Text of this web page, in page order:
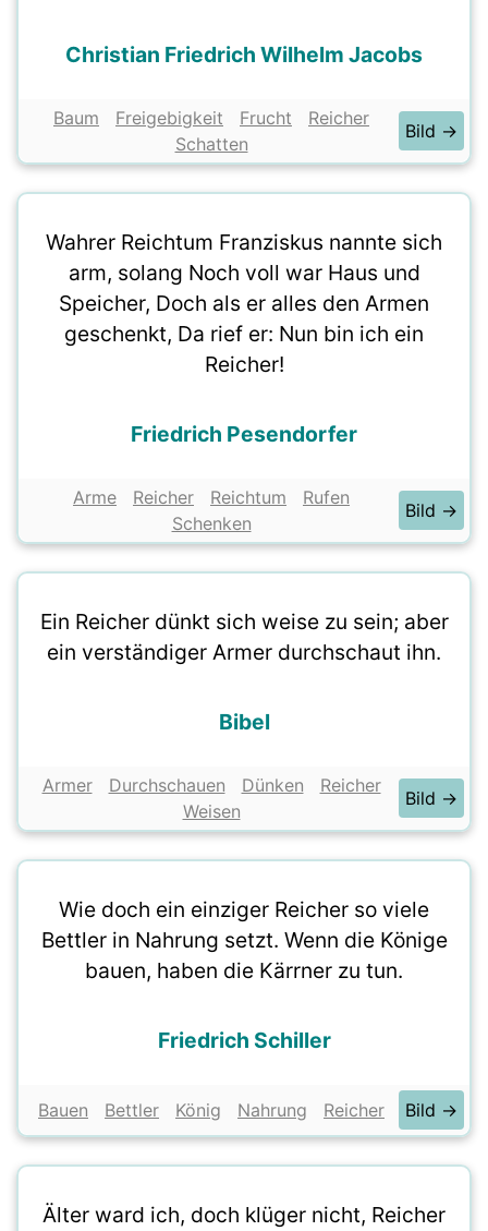
Christian Friedrich Wilhelm Jacobs
Baum Freigebigkeit Frucht
Reicher
Schatten
Bild →
Wahrer Reichtum Franziskus nannte sich
arm, solang Noch voll war Haus und
Speicher, Doch als er alles den Armen
geschenkt, Da rief er: Nun bin ich ein
Reicher!
Friedrich Pesendorfer
Arme Reicher Reichtum
Rufen
Schenken
Bild →
Ein Reicher dünkt sich weise zu sein; aber
ein verständiger Armer durchschaut ihn.
Bibel
Armer Durchschauen Dünken
Reicher
Weisen
Bild →
Wie doch ein einziger Reicher so viele
Bettler in Nahrung setzt. Wenn die Könige
bauen, haben die Kärrner zu tun.
Friedrich Schiller
Bauen Bettler König Nahrung Reicher Bild →
Älter ward ich, doch klüger nicht, Reicher